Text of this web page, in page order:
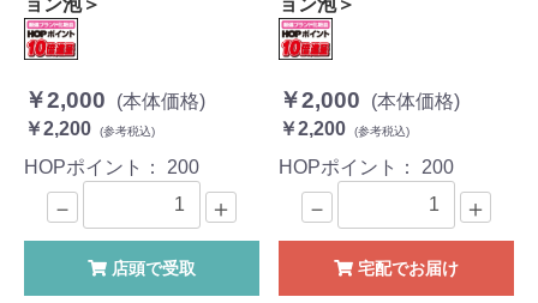
ョン泡＞
￥2,000
(本体価格)
￥2,200
(参考税込)
HOPポイント： 200
－ ＋
店頭で受取
ョン泡＞
￥2,000
(本体価格)
￥2,200
(参考税込)
HOPポイント： 200
－ ＋
宅配でお届け